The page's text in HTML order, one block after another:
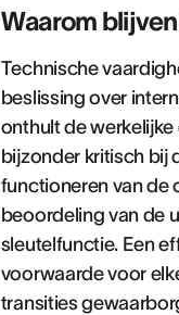
Waarom
Technische
beslissing over
onthult de
bijzonder kritisch bij
functioneren van de
beoordeling van de
sleutelfunctie. Een
voorwaarde voor
transities